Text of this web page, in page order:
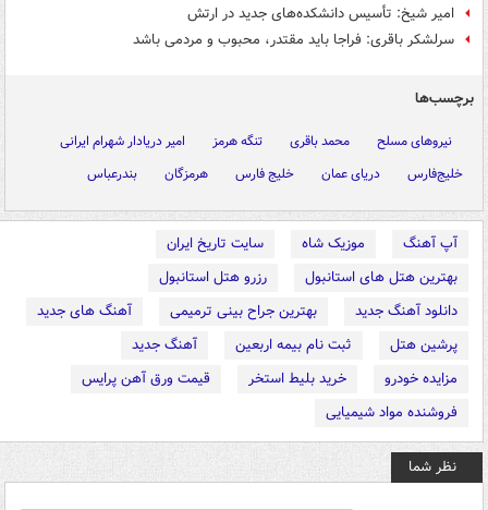
امیر شیخ: تأسیس دانشکده‌های جدید در ارتش
سرلشکر باقری: فراجا باید مقتدر، محبوب و مردمی باشد
برچسب‌ها
نیروهای مسلح محمد باقری تنگه هرمز
امیر دریادار شهرام ایرانی
خلیج‌فارس
دریای عمان خلیج فارس هرمزگان بندرعباس
آپ آهنگ موزیک شاه
سایت تاریخ ایران
بهترین هتل های استانبول
رزرو هتل استانبول
دانلود آهنگ جدید
بهترین جراح بینی ترمیمی
آهنگ های جدید
پرشین هتل
ثبت نام بیمه اربعین
آهنگ جدید
مزایده خودرو
خرید بلیط استخر
قیمت ورق آهن پرایس
فروشنده مواد شیمیایی
نظر شما